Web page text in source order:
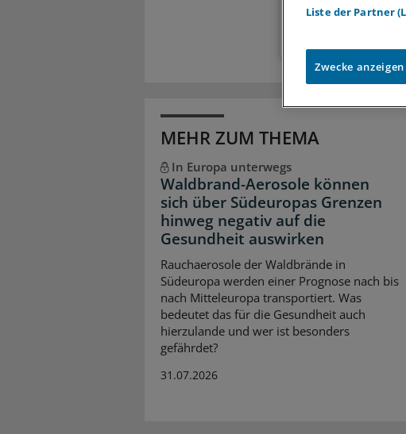
MEHR ZUM THEMA
In Europa unterwegs
Waldbrand-Aerosole können
sich über Südeuropas Grenzen
hinweg negativ auf die
Gesundheit auswirken
Rauchaerosole der Waldbrände in
Südeuropa werden einer Prognose nach bis
nach Mitteleuropa transportiert. Was
bedeutet das für die Gesundheit auch
hierzulande und wer ist besonders
gefährdet?
31.07.2026
Liste der Partner
Zwecke anzeigen